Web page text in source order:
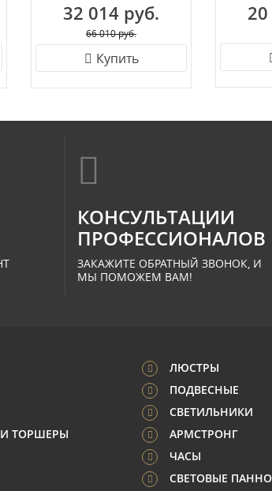
32 014 руб.
66 010 руб.
Купить
КОНСУЛЬТАЦИИ
ПРОФЕССИОНАЛОВ
ЗАКАЖИТЕ ОБРАТНЫЙ ЗВОНОК, И
МЫ ПОМОЖЕМ ВАМ!
ЛЮСТРЫ
ПОДВЕСНЫЕ
СВЕТИЛЬНИКИ
ТОРШЕРЫ
АРМСТРОНГ
ЧАСЫ
СВЕТОВЫЕ ПАННО